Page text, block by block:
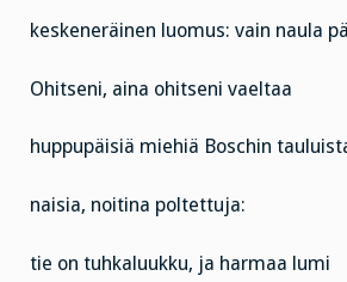
keskeneräinen luomus: vain naula
Ohitseni, aina ohitseni vaeltaa
huppupäisiä miehiä Boschin
naisia, noitina poltettuja:
tie on tuhkaluukku, ja harmaa lumi